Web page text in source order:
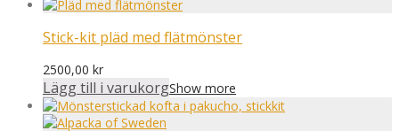
Stick-kit pläd med flätmönster
2500,00 kr
Lägg till i varukorgShow more